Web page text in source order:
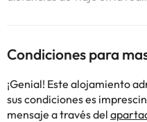
Condiciones para
¡Genial! Este alojamiento
sus condiciones es
mensaje a través del